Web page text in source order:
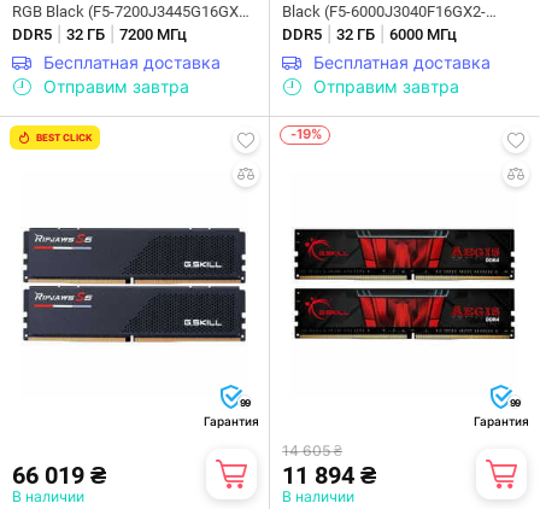
RGB Black (F5-7200J3445G16GX2-
TZ5RK)
DDR5 32 ГБ 7200 МГц
Бесплатная доставка
Отправим завтра
Black (F5-6000J3040F16GX2-
RS5K)
DDR5 32 ГБ 6000 МГц
Бесплатная доставка
Отправим завтра
BEST CLICK
99
Гарантия
66 019 ₴
В наличии
-19%
99
Гарантия
14 605 ₴
11 894 ₴
В наличии